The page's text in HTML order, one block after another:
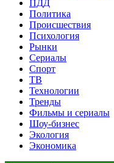
ПДД
Политика
Происшествия
Психология
Рынки
Сериалы
Спорт
ТВ
Технологии
Тренды
Фильмы и сериалы
Шоу-бизнес
Экология
Экономика